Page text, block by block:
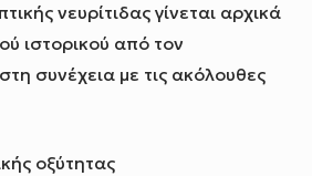
νευρίτιδας γίνεται αρχικά
ιστορικού από τον
συνέχεια με τις ακόλουθες
οξύτητας